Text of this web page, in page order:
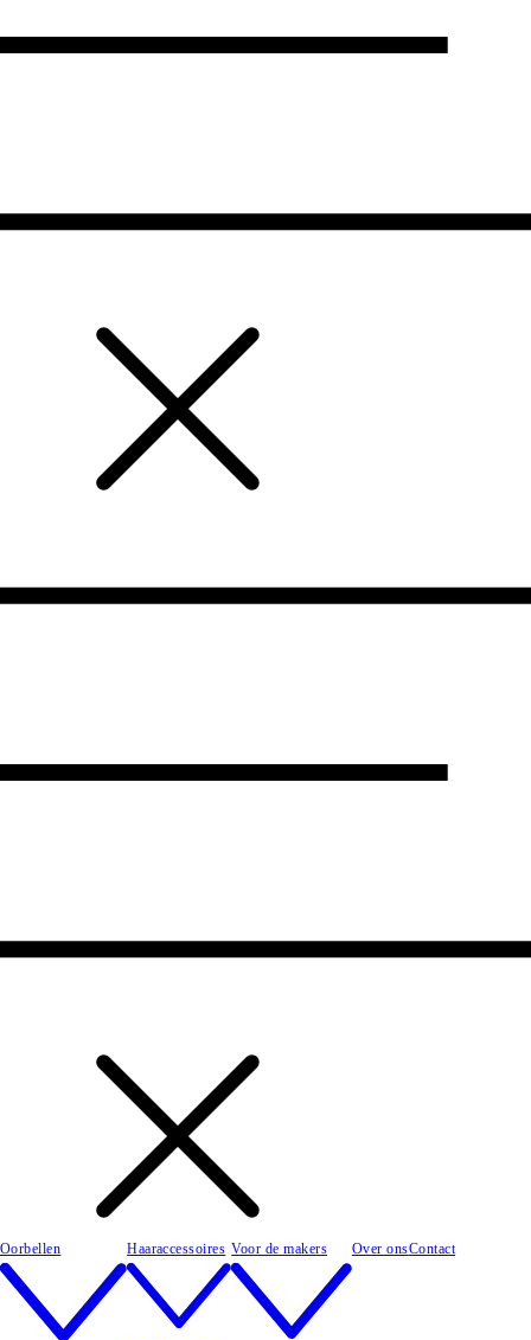
Oorbellen Haaraccessoires Voor de makers Over onsContact